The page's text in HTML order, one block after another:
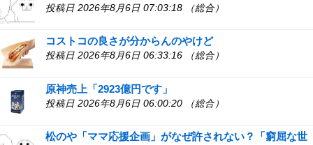
投稿日 2026年8月6日 07:03:18 （総合）
コストコの良さが分からんのやけど
投稿日 2026年8月6日 06:33:16 （総合）
原神売上「2923億円です」
投稿日 2026年8月6日 06:00:20 （総合）
松のや「ママ応援企画」がなぜ許されない？「窮屈な世